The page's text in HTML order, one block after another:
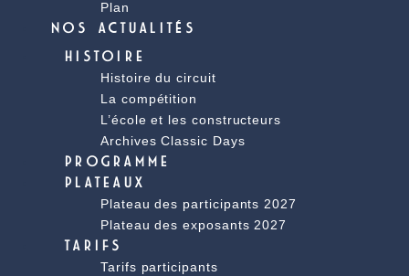
Plan
NOS ACTUALITÉS
HISTOIRE
Histoire du circuit
La compétition
L’école et les constructeurs
Archives Classic Days
PROGRAMME
PLATEAUX
Plateau des participants 2027
Plateau des exposants 2027
TARIFS
Tarifs participants